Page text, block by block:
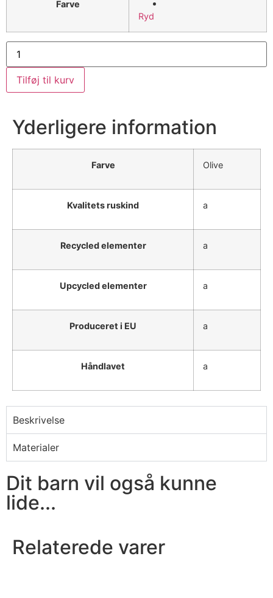
Farve
Ryd
Tilføj til kurv
Yderligere information
Farve Olive
Kvalitets ruskind a
Recycled elementer a
Upcycled elementer a
Produceret i EU a
Håndlavet a
Beskrivelse
Materialer
Dit barn vil også kunne
lide...
Relaterede varer